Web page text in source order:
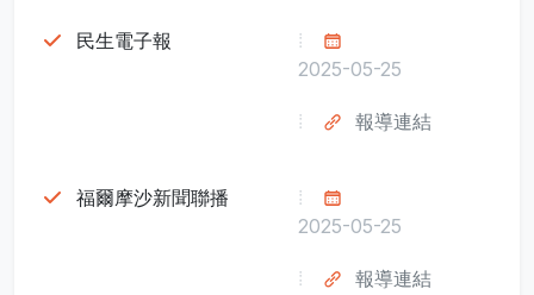
民生電子報
2025-05-25
報導連結
福爾摩沙新聞聯播
2025-05-25
報導連結